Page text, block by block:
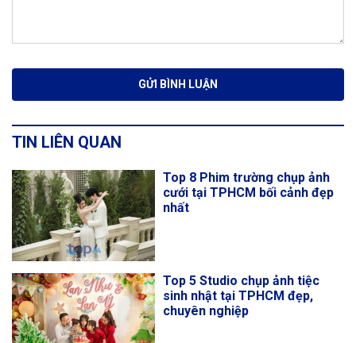
TIN LIÊN QUAN
Top 8 Phim trường chụp ảnh
cưới tại TPHCM bối cảnh đẹp
nhất
Top 5 Studio chụp ảnh tiệc
sinh nhật tại TPHCM đẹp,
chuyên nghiệp